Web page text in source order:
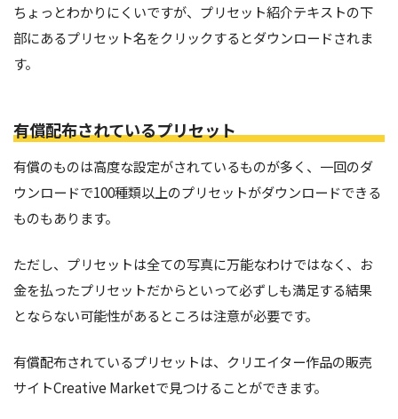
ちょっとわかりにくいですが、プリセット紹介テキストの下
部にあるプリセット名をクリックするとダウンロードされま
す。
有償配布されているプリセット
有償のものは高度な設定がされているものが多く、一回のダ
ウンロードで100種類以上のプリセットがダウンロードできる
ものもあります。
ただし、プリセットは全ての写真に万能なわけではなく、お
金を払ったプリセットだからといって必ずしも満足する結果
とならない可能性があるところは注意が必要です。
有償配布されているプリセットは、クリエイター作品の販売
サイトCreative Marketで見つけることができます。